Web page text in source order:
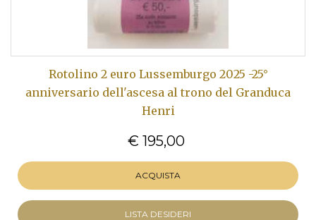
Rotolino 2 euro Lussemburgo 2025 -25°
anniversario dell'ascesa al trono del Granduca
Henri
€ 195,00
ACQUISTA
LISTA DESIDERI